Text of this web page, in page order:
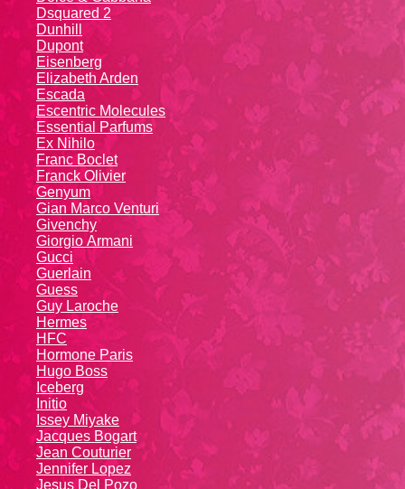
Dsquared 2
Dunhill
Dupont
Eisenberg
Elizabeth Arden
Escada
Escentric Molecules
Essential Parfums
Ex Nihilo
Franc Boclet
Franck Olivier
Genyum
Gian Marco Venturi
Givenchy
Giоrgio Аrmаni
Gucci
Guerlain
Guess
Guy Laroche
Hermes
HFC
Hormone Paris
Hugo Boss
Iceberg
Initio
Issey Miyake
Jacques Bogart
Jean Couturier
Jennifer Lopez
Jesus Del Pozo